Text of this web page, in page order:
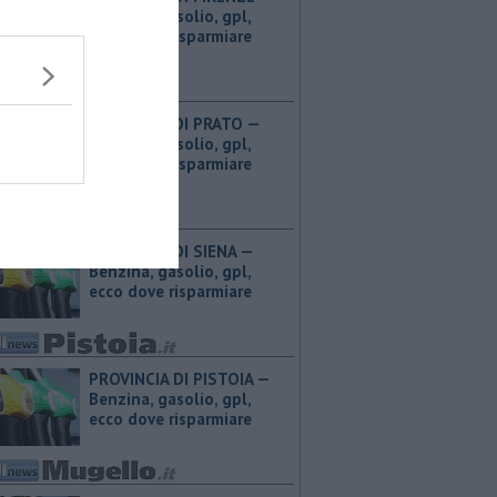
Benzina, gasolio, gpl,
ecco dove risparmiare
PROVINCIA DI PRATO — ​
Benzina, gasolio, gpl,
ecco dove risparmiare
PROVINCIA DI SIENA — ​
Benzina, gasolio, gpl,
ecco dove risparmiare
PROVINCIA DI PISTOIA — ​
Benzina, gasolio, gpl,
ecco dove risparmiare